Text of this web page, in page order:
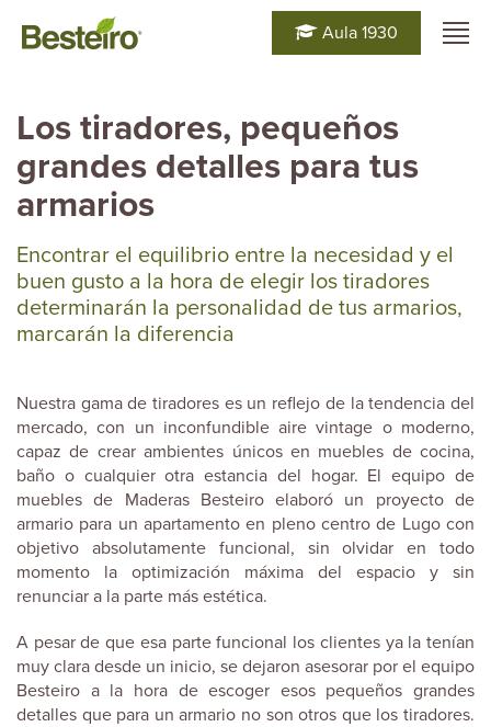
Aula 1930
Los tiradores, pequeños
grandes detalles para tus
armarios
Encontrar el equilibrio entre la necesidad y el
buen gusto a la hora de elegir los tiradores
determinarán la personalidad de tus armarios,
marcarán la diferencia
Nuestra gama de tiradores es un reflejo de la tendencia del
mercado, con un inconfundible aire vintage o moderno,
capaz de crear ambientes únicos en muebles de cocina,
baño o cualquier otra estancia del hogar. El equipo de
muebles de Maderas Besteiro elaboró un proyecto de
armario para un apartamento en pleno centro de Lugo con
objetivo absolutamente funcional, sin olvidar en todo
momento la optimización máxima del espacio y sin
renunciar a la parte más estética.
A pesar de que esa parte funcional los clientes ya la tenían
muy clara desde un inicio, se dejaron asesorar por el equipo
Besteiro a la hora de escoger esos pequeños grandes
detalles que para un armario no son otros que los tiradores.